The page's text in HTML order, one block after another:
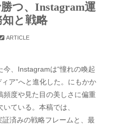
つ、Instagram運
と戦略
ARTICLE
、Instagramは“憧れの喚起
ア”へと進化した。にもかか
頻度や見た目の美しさに偏重
ている。本稿では、
証済みの戦略フレームと、最